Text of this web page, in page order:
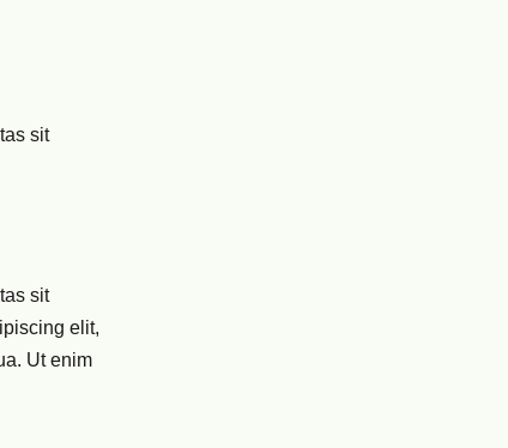
sit
sit
elit,
Ut enim